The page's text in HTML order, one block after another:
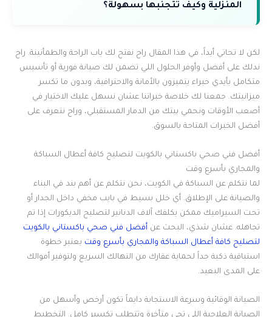
المنزلية وكيف تتجنبها بسهولة؟
لكن لا تحاتي أبداً، في هذا المقال راح نفتح لك باب الراحة والطمأنينة. راح
ندلك على أفضل وأوفر الحلول اللي تضمن لك صيانة فورية أو تأسيس
متكامل بأيدي خبراء يتميزون بالأمانة والاحترافية، وبدون ما تكسر
ميزانيتك. جمعنا لك خلاصة خبراتنا عشان نسهل عليك الاختيار في
أصعب الأوقات ونحمي بيتك من الدمار المستقبلي، وراح نتعرف على
أفضل الخبرات المتاحة بالسوق.
أفضل فني صحي باكستاني بالكويت لتصليح كافة أعطال السباكة
والمجاري بأسرع وقت
لما نتكلم عن السباكة في الكويت، نحن نتكلم عن أهم بند في البناء
والصيانة على الإطلاق. أي خلل بسيط في بايب مخفي داخل الجدار أو
تحت السيراميك ممكن يكلفك آلاف الدنانير لتصليح الديكورات إذا تم
تجاهله. عشان شذي، البحث عن أفضل فني صحي باكستاني بالكويت
لتصليح كافة أعطال السباكة والمجاري بأسرع وقت يعتبر خطوة
استباقية ذكية جداً لحماية عقارك من التهالك السريع ولتوفير أموالك
على المدى البعيد.
الصيانة الوقائية وسرعة الاستجابة دايماً تكون أرخص وأسهل من